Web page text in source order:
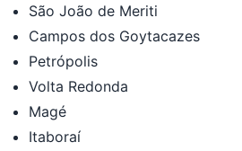
São João de Meriti
Campos dos Goytacazes
Petrópolis
Volta Redonda
Magé
Itaboraí